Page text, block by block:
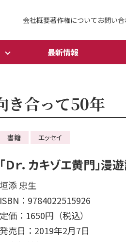
会社概要著作権について お問い
最新情報
き合って50年
書籍 エッセイ
「Ｄｒ．カキゾエ黄門」
垣添 忠生
ISBN：9784022515926
定価：1650円（税込）
発売日：2019年2月7日